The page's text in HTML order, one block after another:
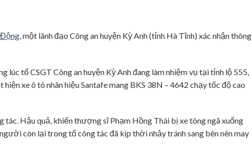
một lãnh đạo Công an huyện Kỳ Anh (tỉnh Hà Tĩnh) xác nhận thông
tổ CSGT Công an huyện Kỳ Anh đang làm nhiệm vụ tại tỉnh lộ 555,
xe ô tô nhãn hiệu Santafe mang BKS 38N – 4642 chạy tốc độ cao
tác. Hậu quả, khiến thượng sĩ Phạm Hồng Thái bị xe tông ngã xuống
còn lại trong tổ công tác đã kịp thời nhảy tránh sang bên nên may